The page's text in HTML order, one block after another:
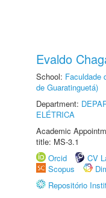
Evaldo
School: Faculdade
de Guaratinguetá)
Department:
ELÉTRICA
Academic
title: MS-3.1
Orcid
CV
Scopus
Repositório